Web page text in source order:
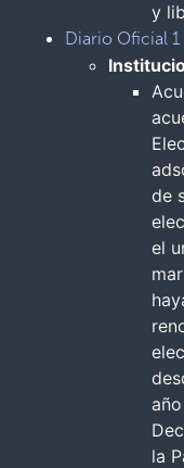
y
Diario Oficial
de
el
la